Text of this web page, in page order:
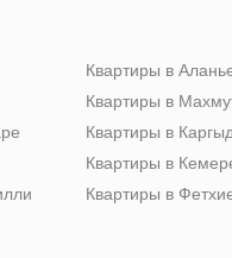
Квартиры в
Квартиры в
Квартиры в
Квартиры в
Квартиры в